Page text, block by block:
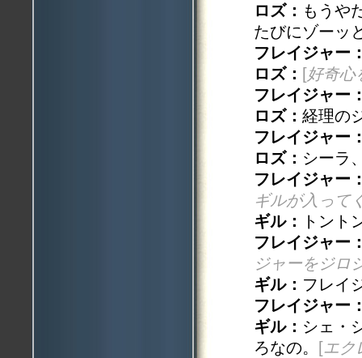
ロズ： もうや
たびにゾーッ
フレイジャー
ロズ： [好奇心
フレイジャー
ロズ： 経理の
フレイジャー
ロズ： シーラ
フレイジャー
ギルが入って
ギル：
トント
フレイジャー
ジャーをジロ
ギル： フレイ
フレイジャー
ギル： シェ・
ろなの。
[エク